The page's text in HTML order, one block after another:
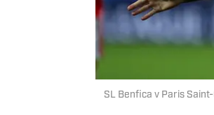
SL Benfica v Paris